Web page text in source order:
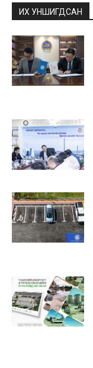
ИХ УНШИГДСАН